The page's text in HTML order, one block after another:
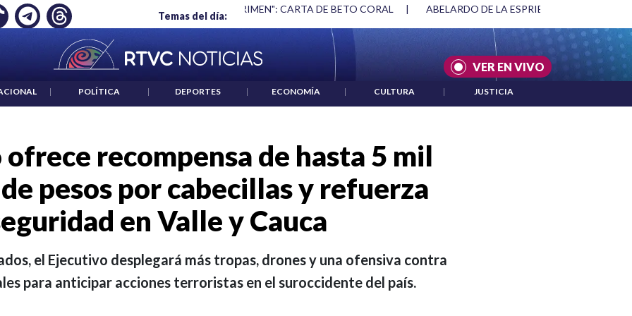
Temas del día:
NO ES UN CRIMEN": CARTA DE BETO CORAL | ABELARDO DE LA ESPRIELLA Y DMG | ACUERDOS ENTRE ESTADOS
VER EN VIVO
| POLÍTICA | DEPORTES | ECONOMÍA | CULTURA | JUSTICIA
recompensa de hasta 5 mil
pesos por cabecillas y refuerza
en Valle y Cauca
el Ejecutivo desplegará más tropas, drones y una ofensiva contra
para anticipar acciones terroristas en el suroccidente del país.